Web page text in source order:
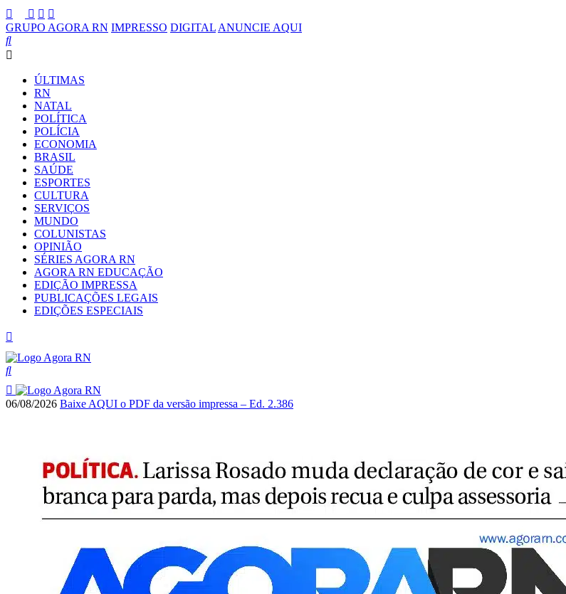
GRUPO AGORA RN IMPRESSO DIGITAL ANUNCIE AQUI
ÚLTIMAS
RN
NATAL
POLÍTICA
POLÍCIA
ECONOMIA
BRASIL
SAÚDE
ESPORTES
CULTURA
SERVIÇOS
MUNDO
COLUNISTAS
OPINIÃO
SÉRIES AGORA RN
AGORA RN EDUCAÇÃO
EDIÇÃO IMPRESSA
PUBLICAÇÕES LEGAIS
EDIÇÕES ESPECIAIS
06/08/2026 Baixe AQUI o PDF da versão impressa – Ed. 2.386